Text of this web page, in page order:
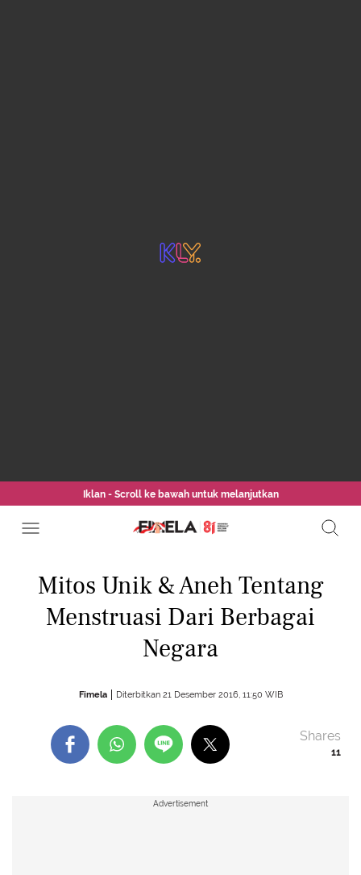
Iklan - Scroll ke bawah untuk melanjutkan
Mitos Unik & Aneh Tentang
Menstruasi Dari Berbagai
Negara
Fimela Diterbitkan 21 Desember 2016, 11:50 WIB
11
Shares
Advertisement